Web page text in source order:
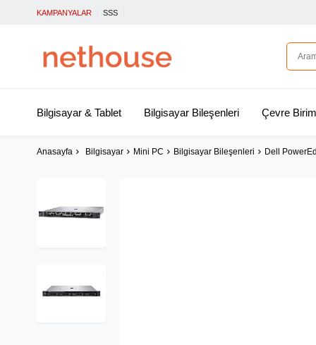
KAMPANYALAR SSS
Bilgisayar & Tablet Bilgisayar Bileşenleri Çevre
Anasayfa Bilgisayar Mini PC Bilgisayar Bileşenleri Dell